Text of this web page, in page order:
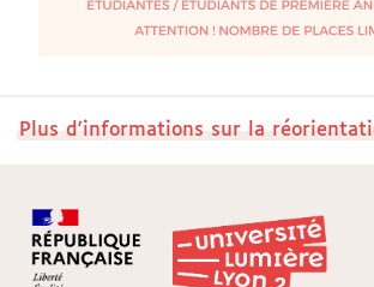
Plus d'informations sur la